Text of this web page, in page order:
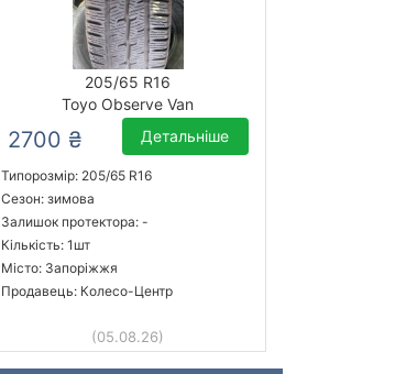
205/65 R16
Toyo Observe Van
2700 ₴ Детальніше
Типорозмір: 205/65 R16
Сезон: зимова
Залишок протектора: -
Кількість: 1шт
Місто: Запоріжжя
Продавець: Колесо-Центр
(05.08.26)